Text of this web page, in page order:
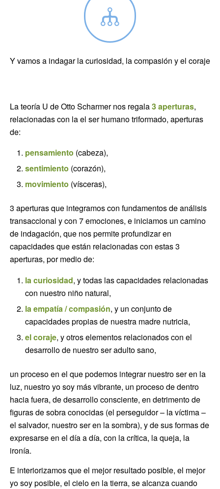
Y vamos a indagar la curiosidad, la compasión y el coraje
La teoría U de Otto Scharmer nos regala3 aperturas,
relacionadas con la el ser humano triformado, aperturas
de:
pensamiento (cabeza),
sentimiento (corazón),
movimiento (vísceras),
3 aperturas que integramos con fundamentos de análisis
transaccional y con 7 emociones, e iniciamos un camino
de indagación, que nos permite profundizar en
capacidades que están relacionadas con estas 3
aperturas, por medio de:
la curiosidad, y todas las capacidades relacionadas
con nuestro niño natural,
la empatía / compasión, y un conjunto de
capacidades propias de nuestra madre nutricia,
el coraje, y otros elementos relacionados con el
desarrollo de nuestro ser adulto sano,
un proceso en el que podemos integrar nuestro ser en la
luz, nuestro yo soy más vibrante, un proceso de dentro
hacia fuera, de desarrollo consciente, en detrimento de
figuras de sobra conocidas (el perseguidor – la víctima –
el salvador, nuestro ser en la sombra), y de sus formas de
expresarse en el día a día, con la crítica, la queja, la
ironía.
E interiorizamos que el mejor resultado posible, el mejor
yo soy posible, el cielo en la tierra, se alcanza cuando